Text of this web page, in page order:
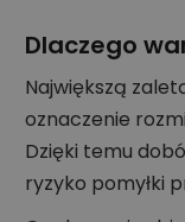
Dlaczego
Największą
oznaczenie
Dzięki temu
ryzyko pomyłki